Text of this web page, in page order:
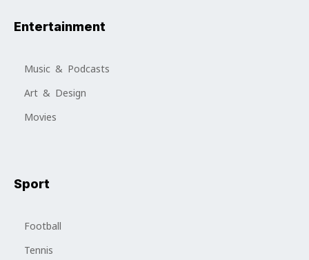
Entertainment
Music & Podcasts
Art & Design
Movies
Sport
Football
Tennis